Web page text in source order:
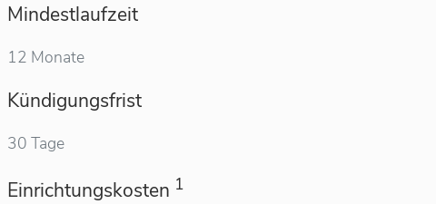
Mindestlaufzeit
12 Monate
Kündigungsfrist
30 Tage
Einrichtungskosten 1